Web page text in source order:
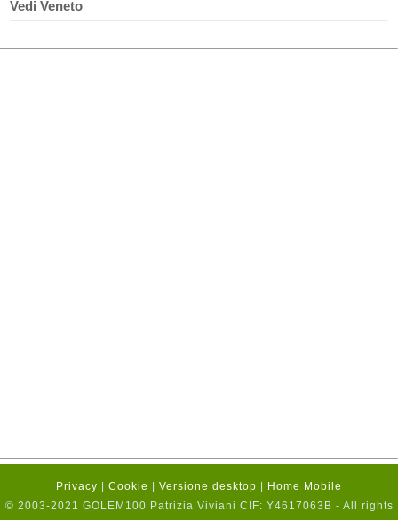
Vedi Veneto
Privacy Cookie Versione desktop
Home Mobile
© 2003-2021 GOLEM100 Patrizia Viviani CIF: Y4617063B - All rights